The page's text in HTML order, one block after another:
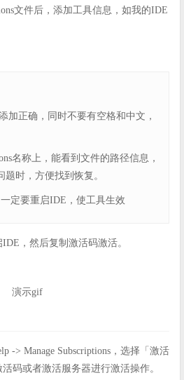
文件后，添加工具信息，如我的IDE
加正确，同时不要有空格和中文，
名称上，能看到文件的路径信息，
时，方便找到恢复。
定要重启IDE，使工具生效
，然后复制激活码激活。
演示gif
-> Manage Subscriptions，选择「激活
码或者激活服务器进行激活操作。